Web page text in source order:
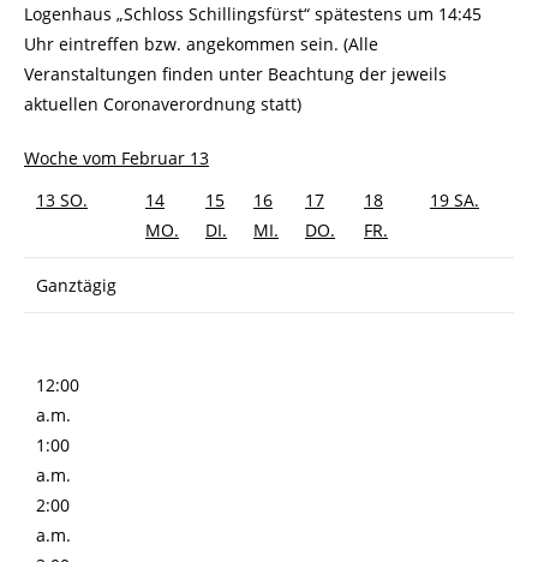
Logenhaus „Schloss Schillingsfürst“ spätestens um 14:45
Uhr eintreffen bzw. angekommen sein. (Alle
Veranstaltungen finden unter Beachtung der jeweils
aktuellen Coronaverordnung statt)
Woche vom Februar 13
13 SO.
14
MO.
15
DI.
16
MI.
17
DO.
18
FR.
19 SA.
Ganztägig
12:00
a.m.
1:00
a.m.
2:00
a.m.